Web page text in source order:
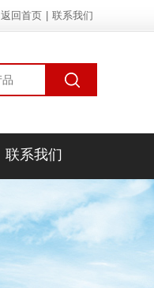
返回首页 联系我们
联系我们